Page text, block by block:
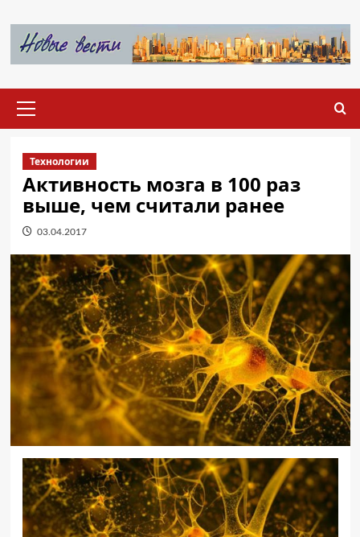
содержимому
меню
Технологии
Активность мозга в 100 раз
выше, чем считали ранее
03.04.2017